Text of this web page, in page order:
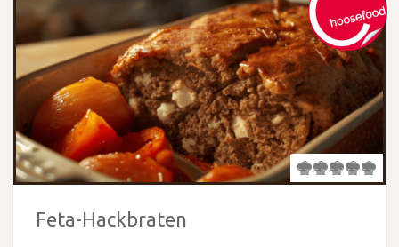
Feta-Hackbraten